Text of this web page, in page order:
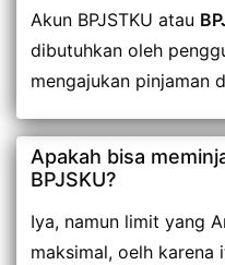
Akun BPJSTKU atau
dibutuhkan oleh
mengajukan pinjaman
Apakah bisa
BPJSKU?
Iya, namun limit yang
maksimal, oelh karena